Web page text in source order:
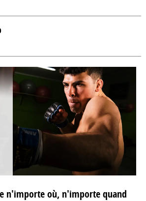
n'importe où, n'importe quand